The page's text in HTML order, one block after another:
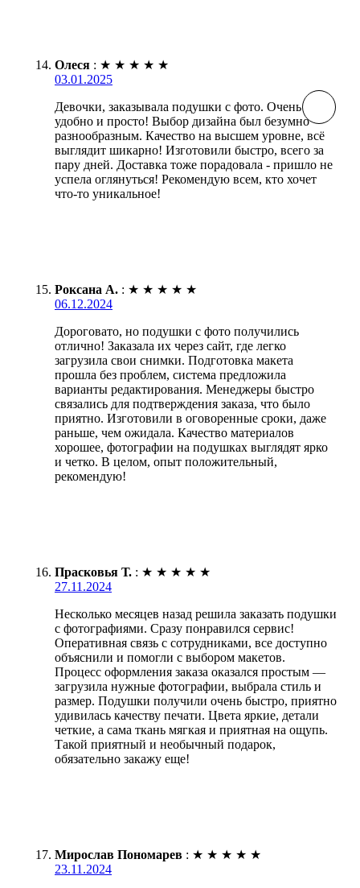
Олеся : ★ ★ ★ ★ ★
03.01.2025
Девочки, заказывала подушки с фото. Очень
удобно и просто! Выбор дизайна был безумно
разнообразным. Качество на высшем уровне, всё
выглядит шикарно! Изготовили быстро, всего за
пару дней. Доставка тоже порадовала - пришло не
успела оглянуться! Рекомендую всем, кто хочет
что-то уникальное!
Роксана А. : ★ ★ ★ ★ ★
06.12.2024
Дороговато, но подушки с фото получились
отлично! Заказала их через сайт, где легко
загрузила свои снимки. Подготовка макета
прошла без проблем, система предложила
варианты редактирования. Менеджеры быстро
связались для подтверждения заказа, что было
приятно. Изготовили в оговоренные сроки, даже
раньше, чем ожидала. Качество материалов
хорошее, фотографии на подушках выглядят ярко
и четко. В целом, опыт положительный,
рекомендую!
Прасковья Т. : ★ ★ ★ ★ ★
27.11.2024
Несколько месяцев назад решила заказать подушки
с фотографиями. Сразу понравился сервис!
Оперативная связь с сотрудниками, все доступно
объяснили и помогли с выбором макетов.
Процесс оформления заказа оказался простым —
загрузила нужные фотографии, выбрала стиль и
размер. Подушки получили очень быстро, приятно
удивилась качеству печати. Цвета яркие, детали
четкие, а сама ткань мягкая и приятная на ощупь.
Такой приятный и необычный подарок,
обязательно закажу еще!
Мирослав Пономарев : ★ ★ ★ ★ ★
23.11.2024